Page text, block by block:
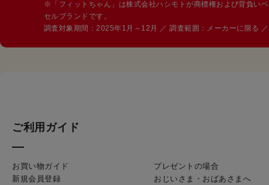
※「フィットちゃん」は株式会社ハシモトが商標権および背負い
セルブランドです。
調査対象期間：2025年1月～12月 ／ 調査範囲：メーカーに限る
ご利用ガイド
お買い物ガイド
新規会員登録
プレゼントの場合
おじいさま・おばあさまへ